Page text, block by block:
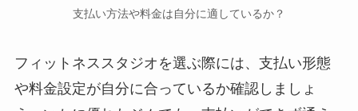
支払い方法や料金は自分に適しているか？
フィットネススタジオを選ぶ際には、支払い形態
や料金設定が自分に合っているか確認しましょ